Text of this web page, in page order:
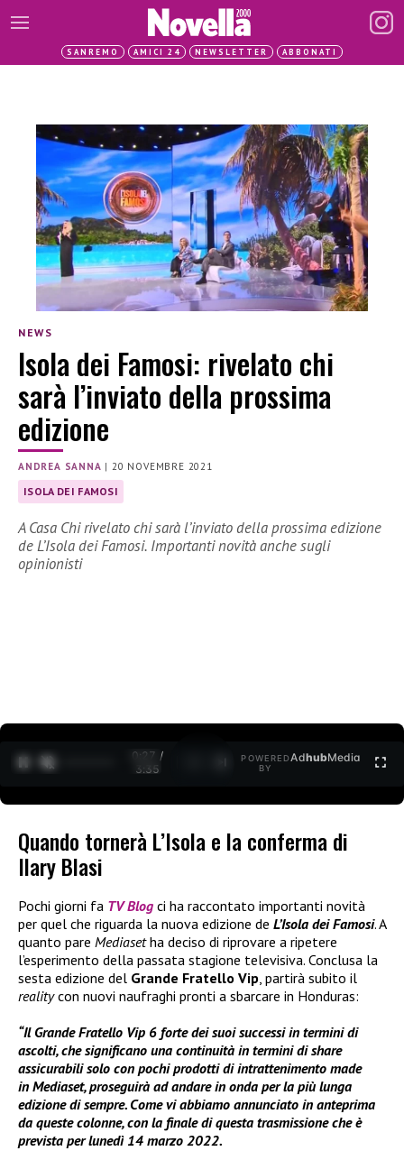
SANREMO AMICI 24 NEWSLETTER ABBONATI
NEWS
Isola dei Famosi: rivelato chi
sarà l’inviato della prossima
edizione
ANDREA SANNA |20 NOVEMBRE 2021
ISOLA DEI FAMOSI
A Casa Chi rivelato chi sarà l’inviato della prossima edizione
de L’Isola dei Famosi. Importanti novità anche sugli
opinionisti
0:27 /
3:35
POWERED
BY
AdhubMedia
Quando tornerà L’Isola e la conferma di
Ilary Blasi
Pochi giorni fa TV Blog ci ha raccontato importanti novità
per quel che riguarda la nuova edizione de L’Isola dei Famosi. A
quanto pare Mediasetha deciso di riprovare a ripetere
l’esperimento della passata stagione televisiva. Conclusa la
sesta edizione del Grande Fratello Vip, partirà subito il
realitycon nuovi naufraghi pronti a sbarcare in Honduras:
“Il Grande Fratello Vip 6 forte dei suoi successi in termini di
ascolti, che significano una continuità in termini di share
assicurabili solo con pochi prodotti di intrattenimento made
in Mediaset, proseguirà ad andare in onda per la più lunga
edizione di sempre. Come vi abbiamo annunciato in anteprima
da queste colonne, con la finale di questa trasmissione che è
prevista per lunedì 14 marzo 2022.